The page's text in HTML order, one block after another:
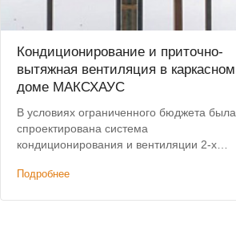
Кондиционирование и приточно-
вытяжная вентиляция в каркасном
доме МАКСХАУС
В условиях ограниченного бюджета была
спроектирована система
кондиционирования и вентиляции 2-х
характеристикам премиальным
Подробнее